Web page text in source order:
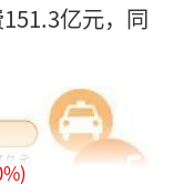
亿元，同
%)